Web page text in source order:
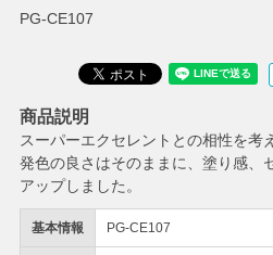
PG-CE107
基本情報 PG-CE107
商品説明
スーパーエクセレントとの相性を考
発色の良さはそのままに、塗り感、
アップしました。